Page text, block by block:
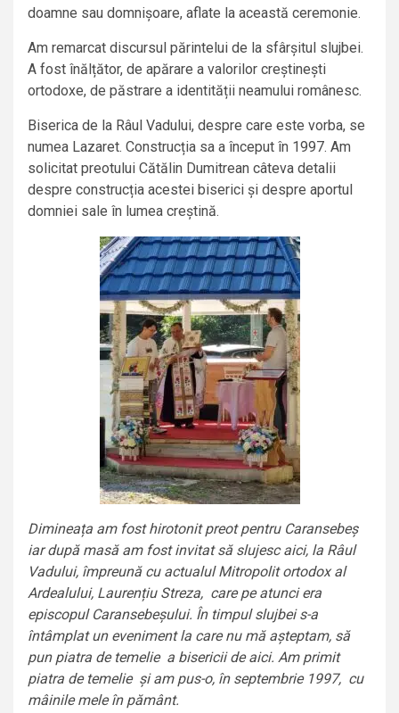
doamne sau domnișoare, aflate la această ceremonie.
Am remarcat discursul părintelui de la sfârșitul slujbei.
A fost înălțător, de apărare a valorilor creștinești
ortodoxe, de păstrare a identității neamului românesc.
Biserica de la Râul Vadului, despre care este vorba, se
numea Lazaret. Construcția sa a început în 1997. Am
solicitat preotului Cătălin Dumitrean câteva detalii
despre construcția acestei biserici și despre aportul
domniei sale în lumea creștină.
Dimineața am fost hirotonit preot pentru Caransebeș
iar după masă am fost invitat să slujesc aici, la Râul
Vadului, împreună cu actualul Mitropolit ortodox al
Ardealului, Laurențiu Streza, care pe atunci era
episcopul Caransebeșului. În timpul slujbei s-a
întâmplat un eveniment la care nu mă așteptam, să
pun piatra de temelie a bisericii de aici. Am primit
piatra de temelie și am pus-o, în septembrie 1997, cu
mâinile mele în pământ.